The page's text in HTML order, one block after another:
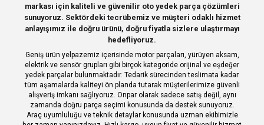
Ürün açıklamasında eksik bilgiler bulunuyor.
Ürün bilgilerinde hatalar bulunuyor.
Ürün fiyatı diğer sitelerden daha pahalı.
Bu ürüne benzer farklı alternatifler olmalı.
Deneyimini Paylaş
markası için kaliteli ve güvenilir oto yedek parça çözümleri
sunuyoruz. Sektördeki tecrübemiz ve müşteri odaklı hizmet
anlayışımız ile doğru ürünü, doğru fiyatla sizlere ulaştırmayı
hedefliyoruz.
Geniş ürün yelpazemiz içerisinde motor parçaları, yürüyen aksam,
elektrik ve sensör grupları gibi birçok kategoride orijinal ve eşdeğer
yedek parçalar bulunmaktadır. Tedarik sürecinden teslimata kadar
tüm aşamalarda kaliteyi ön planda tutarak müşterilerimize güvenli
alışveriş imkanı sağlıyoruz. Onpar olarak sadece satış değil, aynı
zamanda doğru parça seçimi konusunda da destek sunuyoruz.
Araç uyumluluğu ve teknik detaylar konusunda uzman ekibimizle